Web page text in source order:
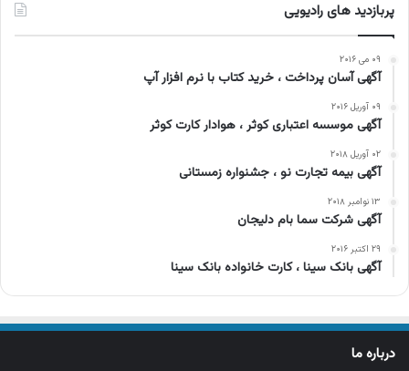
پربازدید های رادیویی
۰۹ می ۲۰۱۶
آگهی آسان پرداخت ، خرید کتاب با نرم افزار آپ
۰۹ آوریل ۲۰۱۶
آگهی موسسه اعتباری کوثر ، هوادار کارت کوثر
۰۲ آوریل ۲۰۱۸
آگهی بیمه تجارت نو ، جشنواره زمستانی
۱۳ نوامبر ۲۰۱۸
آگهی شرکت سما بام دلیجان
۲۹ اکتبر ۲۰۱۶
آگهی بانک سینا ، کارت خانواده بانک سینا
درباره ما